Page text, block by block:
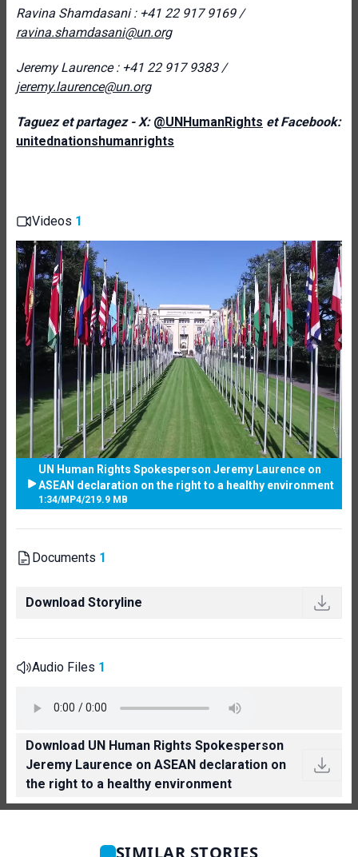
Ravina Shamdasani : +41 22 917 9169 /
ravina.shamdasani@un.org
Jeremy Laurence : +41 22 917 9383 /
jeremy.laurence@un.org
Taguez et partagez - X: @UNHumanRights et Facebook:
unitednationshumanrights
Videos 1
UN Human Rights Spokesperson Jeremy Laurence on
ASEAN declaration on the right to a healthy environment
1:34/MP4/219.9 MB
Documents 1
Download Storyline
Audio Files 1
Download UN Human Rights Spokesperson
Jeremy Laurence on ASEAN declaration on
the right to a healthy environment
SIMILAR STORIES